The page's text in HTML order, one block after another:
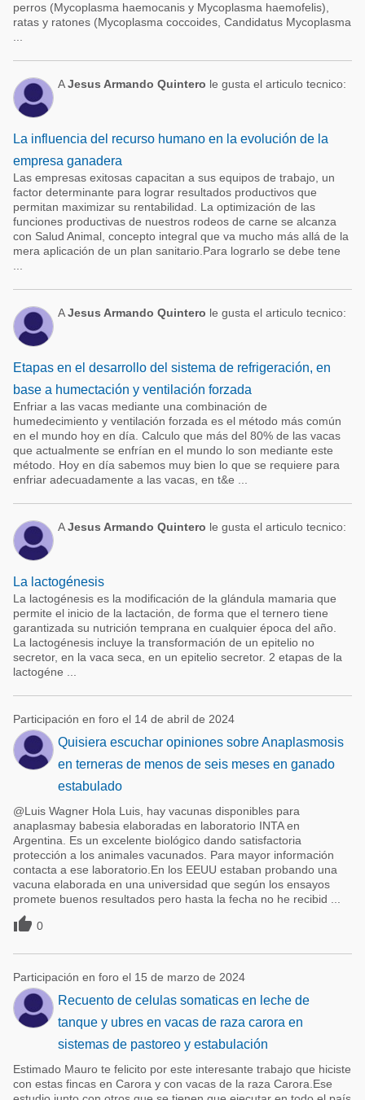
perros (Mycoplasma haemocanis y Mycoplasma haemofelis),
ratas y ratones (Mycoplasma coccoides, Candidatus Mycoplasma
AJesus Armando Quintero le gusta el articulo tecnico:
La influencia del recurso humano en la evolución de la
empresa ganadera
Las empresas exitosas capacitan a sus equipos de trabajo, un
factor determinante para lograr resultados productivos que
permitan maximizar su rentabilidad. La optimización de las
funciones productivas de nuestros rodeos de carne se alcanza
con Salud Animal, concepto integral que va mucho más allá de la
mera aplicación de un plan sanitario.Para lograrlo se debe tene
AJesus Armando Quintero le gusta el articulo tecnico:
Etapas en el desarrollo del sistema de refrigeración, en
base a humectación y ventilación forzada
Enfriar a las vacas mediante una combinación de
humedecimiento y ventilación forzada es el método más común
en el mundo hoy en día. Calculo que más del 80% de las vacas
que actualmente se enfrían en el mundo lo son mediante este
método. Hoy en día sabemos muy bien lo que se requiere para
enfriar adecuadamente a las vacas, en t&e ...
AJesus Armando Quintero le gusta el articulo tecnico:
La lactogénesis
La lactogénesis es la modificación de la glándula mamaria que
permite el inicio de la lactación, de forma que el ternero tiene
garantizada su nutrición temprana en cualquier época del año.
La lactogénesis incluye la transformación de un epitelio no
secretor, en la vaca seca, en un epitelio secretor. 2 etapas de la
lactogéne ...
Participación en foro el 14 de abril de 2024
Quisiera escuchar opiniones sobre Anaplasmosis
en terneras de menos de seis meses en ganado
estabulado
@Luis Wagner Hola Luis, hay vacunas disponibles para
anaplasmay babesia elaboradas en laboratorio INTA en
Argentina. Es un excelente biológico dando satisfactoria
protección a los animales vacunados. Para mayor información
contacta a ese laboratorio.En los EEUU estaban probando una
vacuna elaborada en una universidad que según los ensayos
promete buenos resultados pero hasta la fecha no he recibid ...
 0
Participación en foro el 15 de marzo de 2024
Recuento de celulas somaticas en leche de
tanque y ubres en vacas de raza carora en
sistemas de pastoreo y estabulación
Estimado Mauro te felicito por este interesante trabajo que hiciste
con estas fincas en Carora y con vacas de la raza Carora.Ese